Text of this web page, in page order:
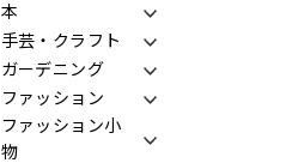
本
手芸・クラフト
ガーデニング
ファッション
ファッション小
物